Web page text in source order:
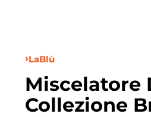
LaBlù
Miscelatore
Collezione